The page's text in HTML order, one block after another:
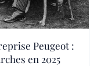
Peugeot :
en 2025